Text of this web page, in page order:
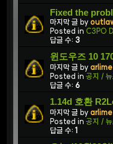
Fixed the
마지막 글 by
Posted in C3PO
답글 수: 3
윈도우즈 10
마지막 글 by arlime
Posted in 공지 /
답글 수: 6
1.14d 호환
마지막 글 by arlime
Posted in 공지 /
답글 수: 1